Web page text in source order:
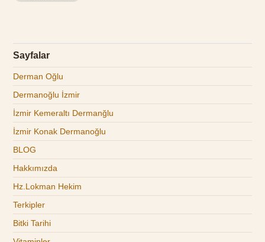
Sayfalar
Derman Oğlu
Dermanoğlu İzmir
İzmir Kemeraltı Dermanğlu
İzmir Konak Dermanoğlu
BLOG
Hakkımızda
Hz.Lokman Hekim
Terkipler
Bitki Tarihi